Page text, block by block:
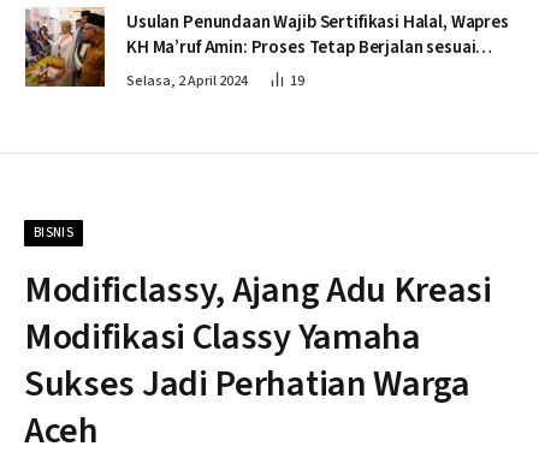
Usulan Penundaan Wajib Sertifikasi Halal, Wapres
KH Ma’ruf Amin: Proses Tetap Berjalan sesuai
Penahapan
Selasa, 2 April 2024 19
BISNIS
Modificlassy, Ajang Adu Kreasi
Modifikasi Classy Yamaha
Sukses Jadi Perhatian Warga
Aceh